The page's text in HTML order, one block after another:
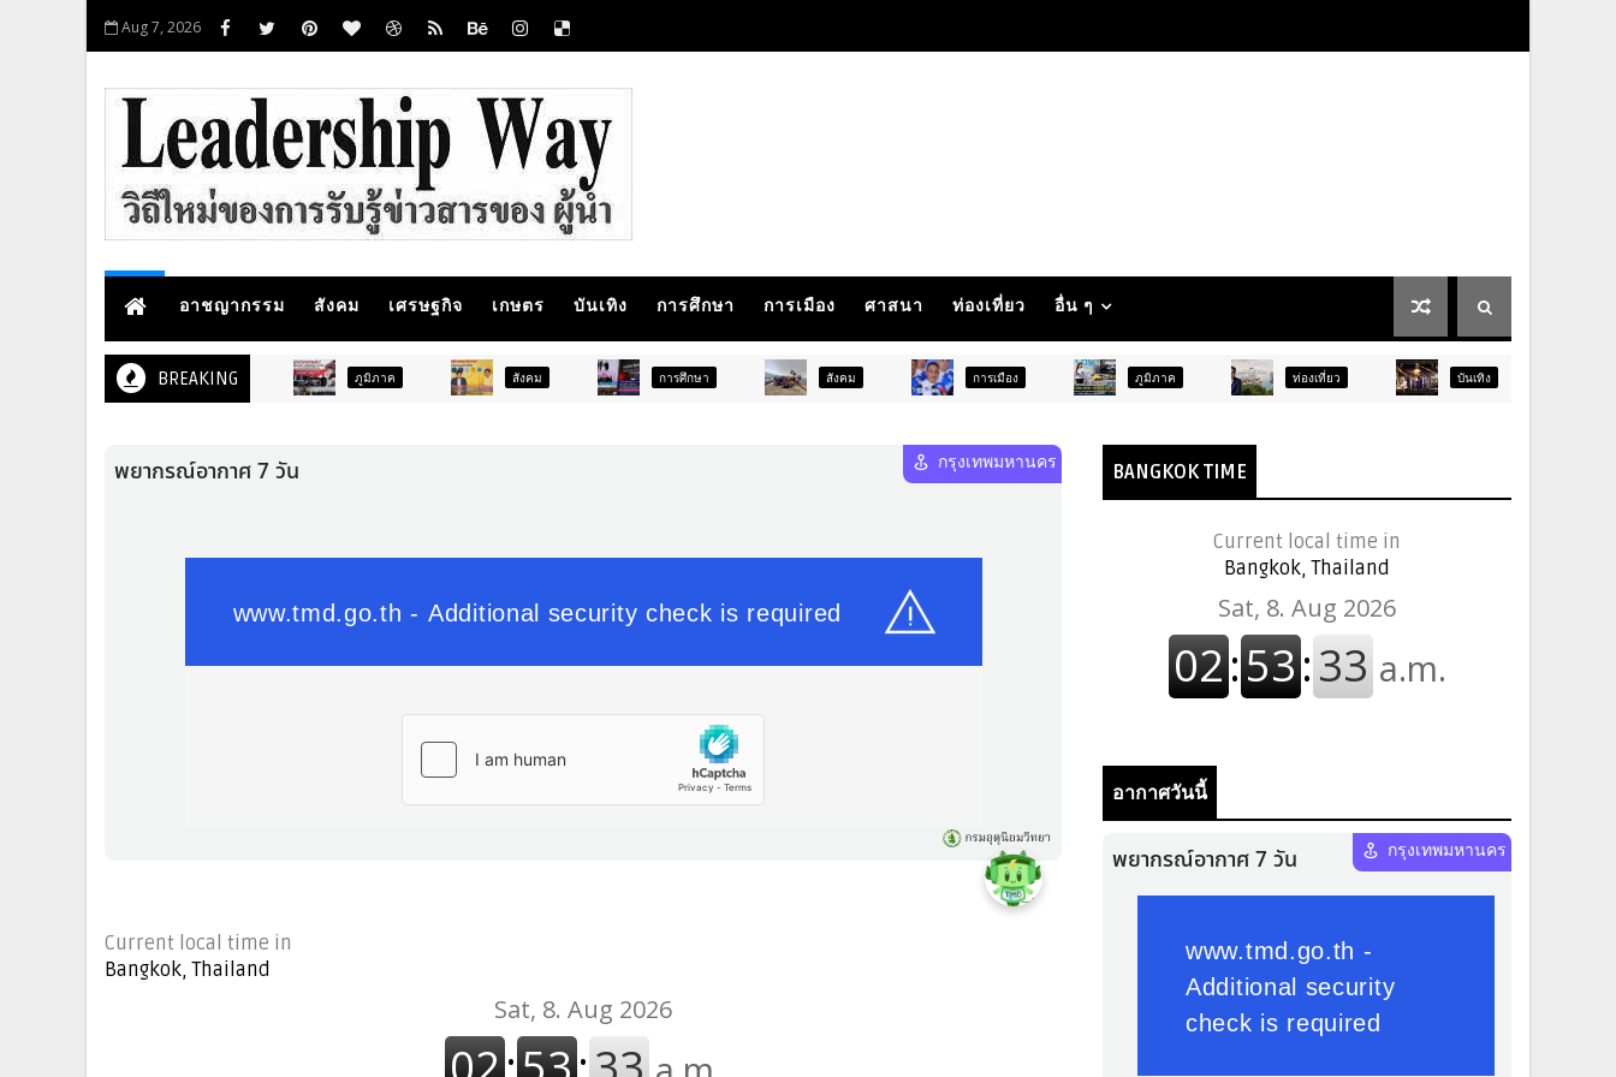
Aug 7, 2026
อาชญากรรม สังคม เศรษฐกิจ เกษตร บันเทิง การศึกษา การเมือง ศาสนา ท่องเที่ยว อื่น ๆ
BREAKING ภูมิภาค สังคม การศึกษา สังคม การเมือง ภูมิภาค ท่องเที่ยว บันเทิง
Current local time in
Bangkok, Thailand
BANGKOK TIME
Current local time in
Bangkok, Thailand
อากาศวันนี้